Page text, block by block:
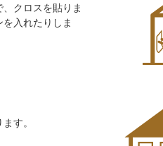
クロスを貼りま
入れたりしま
す。